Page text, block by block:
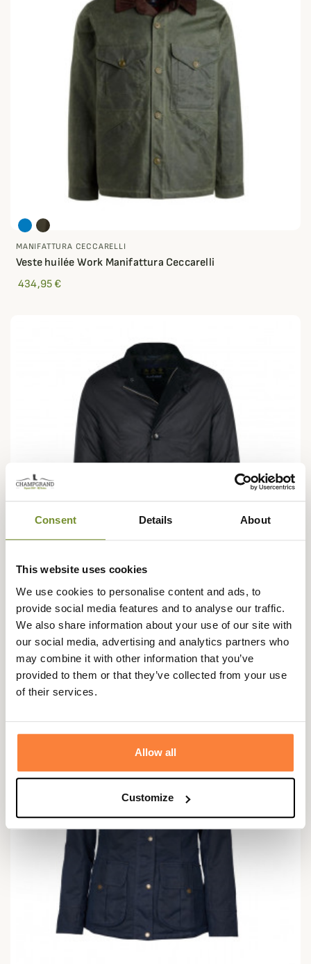
Consent Details About
This website uses cookies
We use cookies to personalise content and ads, to
provide social media features and to analyse our traffic.
We also share information about your use of our site with
our social media, advertising and analytics partners who
may combine it with other information that you’ve
provided to them or that they’ve collected from your use
of their services.
Allow all
Customize
MANIFATTURA CECCARELLI
Veste huilée Work Manifattura Ceccarelli
434,95 €
Veste huilée Winter Lutz Barbour
459,95 €